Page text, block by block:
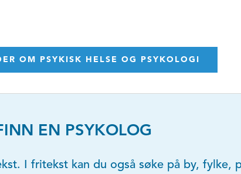
OM PSYKISK HELSE OG PSYKOLOGI
EN PSYKOLOG
I fritekst kan du også søke på by, fylke,